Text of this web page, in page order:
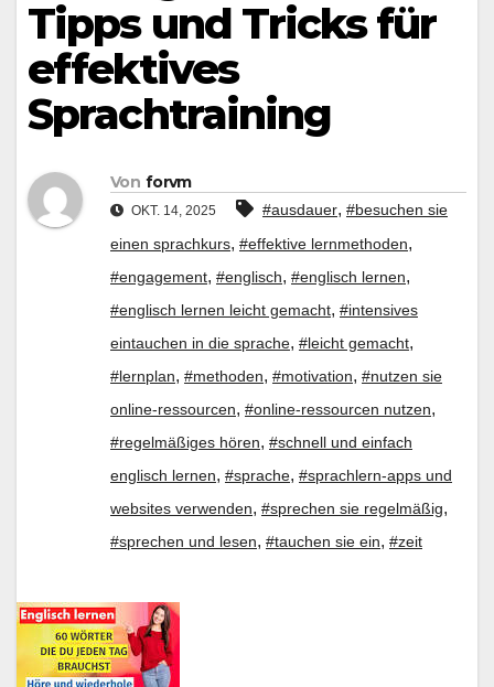
Tipps und Tricks für
effektives
Sprachtraining
Von forvm
OKT. 14, 2025 #ausdauer, #besuchen sie
einen sprachkurs, #effektive lernmethoden,
#engagement, #englisch, #englisch lernen,
#englisch lernen leicht gemacht, #intensives
eintauchen in die sprache, #leicht gemacht,
#lernplan, #methoden, #motivation, #nutzen sie
online-ressourcen, #online-ressourcen nutzen,
#regelmäßiges hören, #schnell und einfach
englisch lernen, #sprache, #sprachlern-apps und
websites verwenden, #sprechen sie regelmäßig,
#sprechen und lesen, #tauchen sie ein, #zeit